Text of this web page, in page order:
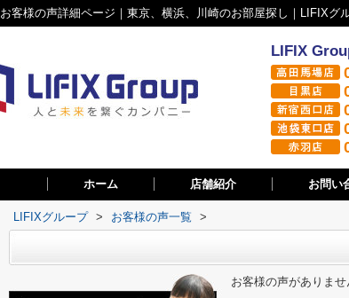
お客様の声詳細ページ｜東京、横浜、川崎のお部屋探し｜LIFIXグ
LIFIX
ホーム 店舗紹介 お問い
LIFIXグループ > お客様の声一覧 >
お客様の声がありませ